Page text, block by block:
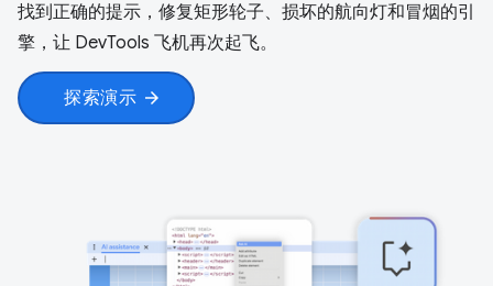
找到正确的提示，修复矩形轮子、损坏的航向灯和冒烟的引
擎，让 DevTools 飞机再次起飞。
探索演示 arrow_forward